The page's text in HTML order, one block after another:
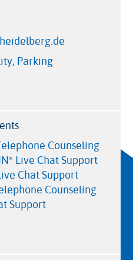
Parking
Counseling
Live Chat Support
Chat Support
Counseling
Support